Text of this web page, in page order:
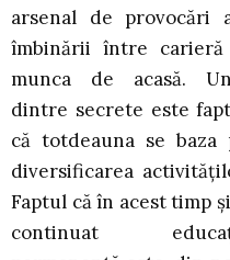
arsenal de provocări
îmbinării între carieră
munca de acasă.
dintre secrete este
că totdeauna se baza
diversificarea
Faptul că în acest timp
continuat